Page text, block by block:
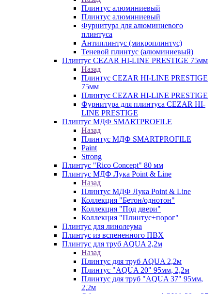
Плинтус алюминиевый
Плинтус алюминиевый
Фурнитура для алюминиевого
плинтуса
Антиплинтус (микроплинтус)
Теневой плинтус (алюминиевый)
Плинтус CEZAR HI-LINE PRESTIGE 75мм
Назад
Плинтус CEZAR HI-LINE PRESTIGE
75мм
Плинтус CEZAR HI-LINE PRESTIGE
Фурнитура для плинтуса CEZAR HI-
LINE PRESTIGE
Плинтус МДФ SMARTPROFILE
Назад
Плинтус МДФ SMARTPROFILE
Paint
Strong
Плинтус "Rico Concept" 80 мм
Плинтус МДФ Лука Point & Line
Назад
Плинтус МДФ Лука Point & Line
Коллекция "Бетон/однотон"
Коллекция "Под двери"
Коллекция "Плинтус+порог"
Плинтус для линолеума
Плинтус из вспененного ПВХ
Плинтус для труб AQUA 2,2м
Назад
Плинтус для труб AQUA 2,2м
Плинтус "AQUA 20" 95мм, 2,2м
Плинтус для труб "AQUA 37" 95мм,
2,2м